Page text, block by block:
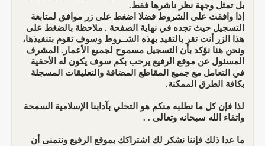
بل تمثل وجهة نظر ناشرها فقط.
إذا وافقت على الشروط فضلا اضغط على زر موافق لمتابعة
التسجيل حيث تجده في نهاية الصفحة . ملاحظة بالضغط على
هذا الزر أنت تقر بالتقيد بهذه الشــروط وسوف تقوم بتنفيذها،
ونحن هنا نؤكد بأن التسجيل مسموح لجميع الأعمار. المشرف
المسئول عن موقع الرفيع يرحب بكم سوف يكون له الأحقية
في التعامل مع جميع المقاطع المضافة والتعليقات المسجلة
بكافة الطرق الممكنة.
لذا فإن كل ما نطلبه منكم هو التحلي بآدابنا الإسلامية السمحة
واتقاء الله سبحانه وتعالى . .
ما عدا ذلك فإننا نشكر لك اشتراكك بموقع الرفيع ونتمنى أن